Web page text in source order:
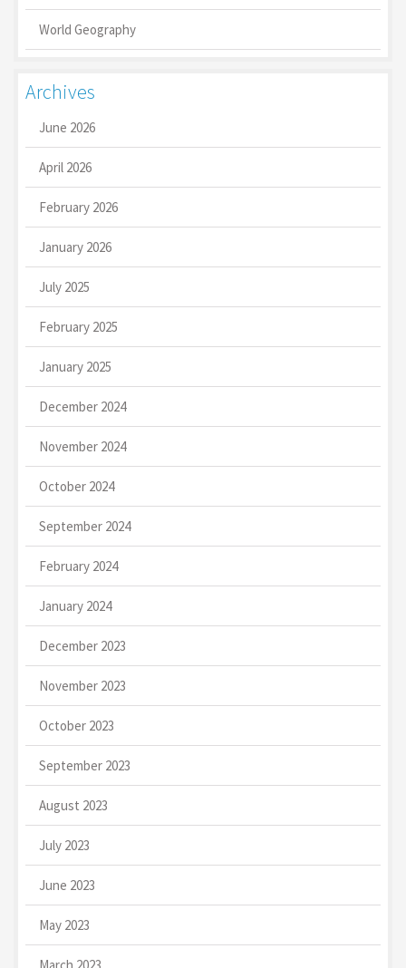
World Geography
Archives
June 2026
April 2026
February 2026
January 2026
July 2025
February 2025
January 2025
December 2024
November 2024
October 2024
September 2024
February 2024
January 2024
December 2023
November 2023
October 2023
September 2023
August 2023
July 2023
June 2023
May 2023